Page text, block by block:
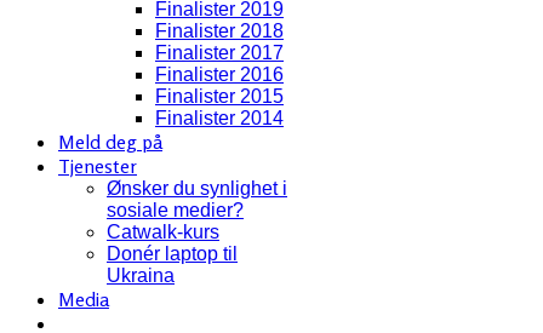
Finalister 2019
Finalister 2018
Finalister 2017
Finalister 2016
Finalister 2015
Finalister 2014
Meld deg på
Tjenester
Ønsker du synlighet i
sosiale medier?
Catwalk-kurs
Donér laptop til
Ukraina
Media